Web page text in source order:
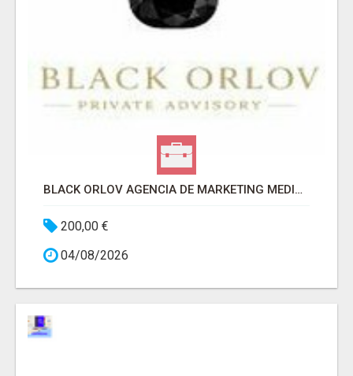
BLACK ORLOV AGENCIA DE MARKETING MEDICO
200,00 €
04/08/2026